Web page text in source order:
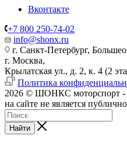
Вконтакте
+7 800 250-74-02
info@shonx.ru
г. Санкт-Петербург,
г. Москва,
Крылатская ул., д. 2, к. 4 (2
Политика
2026 © ШОНКС моторспорт -
на сайте не является
Найти